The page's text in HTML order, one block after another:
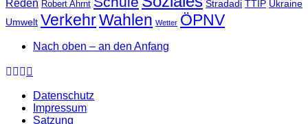
Reden Robert Ahrnt Stradadi TTIP Ukraine
Umwelt VerkehrWahlen Wetter ÖPNV
Nach oben – an den Anfang
Datenschutz
Impressum
Satzung